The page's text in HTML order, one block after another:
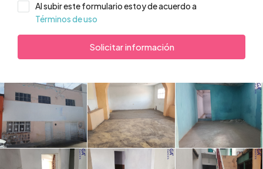
Al subir este formulario estoy de acuerdo a
Términos de uso
Solicitar información